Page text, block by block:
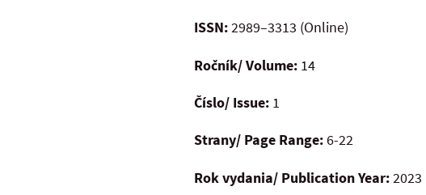
ISSN:2989–3313 (Online)
Ročník/ Volume: 14
Číslo/ Issue: 1
Strany/ Page Range:6-22
Rok vydania/ Publication Year:2023